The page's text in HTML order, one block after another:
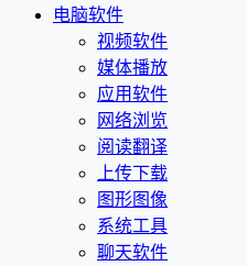
电脑软件
视频软件
媒体播放
应用软件
网络浏览
阅读翻译
上传下载
图形图像
系统工具
聊天软件